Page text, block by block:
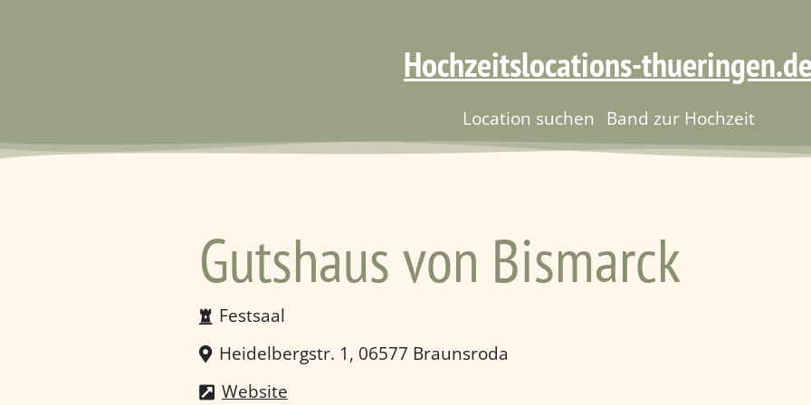
Hochzeitslocations-
Location suchen Band zur Hochzeit
Gutshaus von Bismarck
Festsaal
Heidelbergstr. 1, 06577 Braunsroda
Website